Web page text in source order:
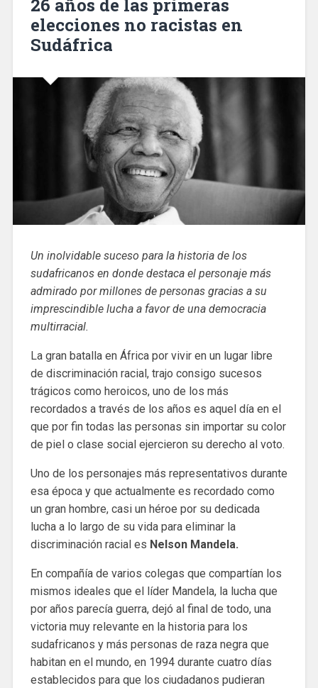
26 años de las primeras
elecciones no racistas en
Sudáfrica
Un inolvidable suceso para la historia de los
sudafricanos en donde destaca el personaje más
admirado por millones de personas gracias a su
imprescindible lucha a favor de una democracia
multirracial.
La gran batalla en África por vivir en un lugar libre
de discriminación racial, trajo consigo sucesos
trágicos como heroicos, uno de los más
recordados a través de los años es aquel día en el
que por fin todas las personas sin importar su color
de piel o clase social ejercieron su derecho al voto.
Uno de los personajes más representativos durante
esa época y que actualmente es recordado como
un gran hombre, casi un héroe por su dedicada
lucha a lo largo de su vida para eliminar la
discriminación racial es Nelson Mandela.
En compañía de varios colegas que compartían los
mismos ideales que el líder Mandela, la lucha que
por años parecía guerra, dejó al final de todo, una
victoria muy relevante en la historia para los
sudafricanos y más personas de raza negra que
habitan en el mundo, en 1994 durante cuatro días
establecidos para que los ciudadanos pudieran